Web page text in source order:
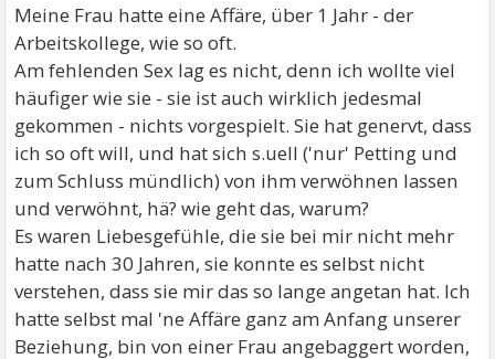
Meine Frau hatte eine Affäre, über 1 Jahr - der
Arbeitskollege, wie so oft.
Am fehlenden Sex lag es nicht, denn ich wollte viel
häufiger wie sie - sie ist auch wirklich jedesmal
gekommen - nichts vorgespielt. Sie hat genervt, dass
ich so oft will, und hat sich s.uell ('nur' Petting und
zum Schluss mündlich) von ihm verwöhnen lassen
und verwöhnt, hä? wie geht das, warum?
Es waren Liebesgefühle, die sie bei mir nicht mehr
hatte nach 30 Jahren, sie konnte es selbst nicht
verstehen, dass sie mir das so lange angetan hat. Ich
hatte selbst mal 'ne Affäre ganz am Anfang unserer
Beziehung, bin von einer Frau angebaggert worden,